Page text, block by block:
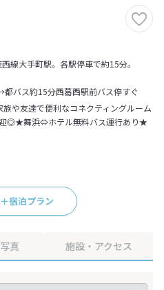
線大手町駅。各駅停車で約15分。
バス約15分西葛西駅前バス停すぐ
や友達で便利なコネクティングルーム
◎★舞浜⇔ホテル無料バス運行あり★
宿泊プラン
写真 施設・アクセス